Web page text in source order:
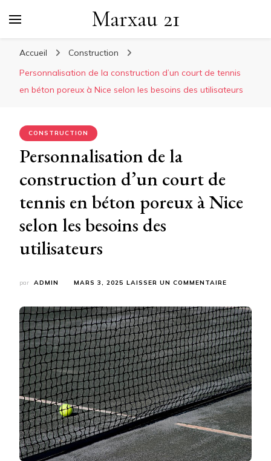
Marxau 21
Accueil
Construction
Personnalisation de la construction d’un court de tennis
en béton poreux à Nice selon les besoins des utilisateurs
CONSTRUCTION
Personnalisation de la
construction d’un court de
tennis en béton poreux à Nice
selon les besoins des
utilisateurs
par ADMIN MARS 3, 2025 LAISSER UN COMMENTAIRE
LA
D’UN
COURT
DE
TENNIS
EN
BÉTON
POREUX
À
NICE
SELON
LES
BESOINS